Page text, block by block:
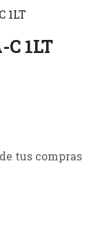
1LT
tus compras